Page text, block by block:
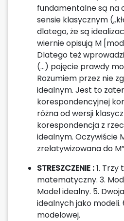
fundamentalne są na
sensie klasycznym
dlatego, że są
wiernie opisują M
Dlatego też
(…) pojęcie prawdy
Rozumiem przez nie
idealnym. Jest to
korespondencyjnej
różna od wersji
korespondencja z
idealnym. Oczywiście
zrelatywizowana do
STRESZCZENIE :1. Trzy
matematyczny. 3.
Model idealny. 5.
idealnych jako modeli.
modelowej.